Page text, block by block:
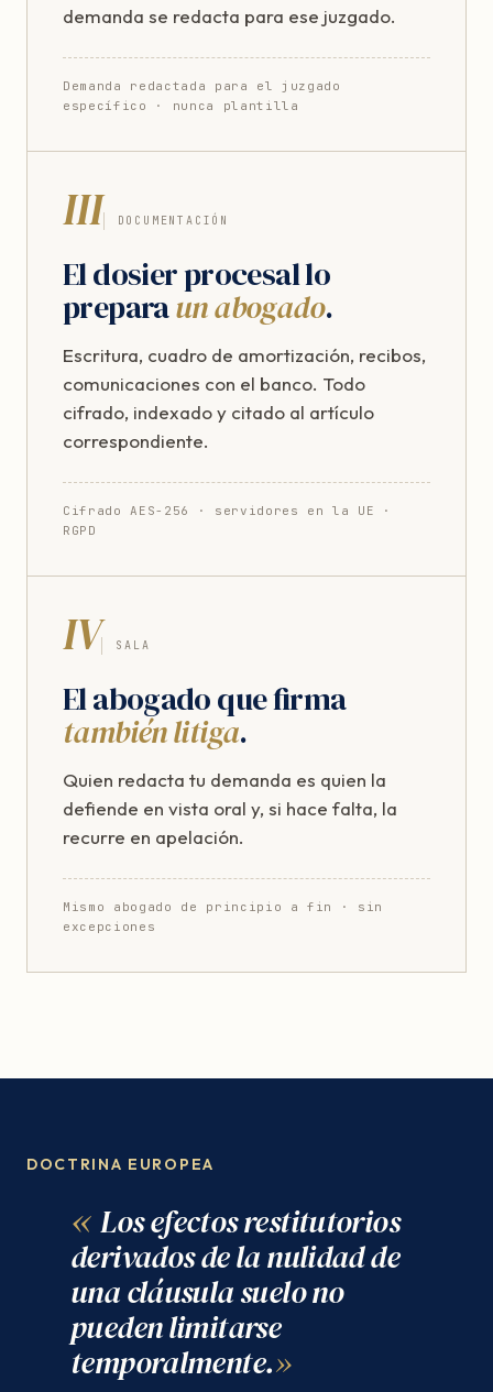
demanda se redacta para ese juzgado.
Demanda redactada para el juzgado
específico · nunca plantilla
III DOCUMENTACIÓN
El dosier procesal lo
preparaun abogado.
Escritura, cuadro de amortización, recibos,
comunicaciones con el banco. Todo
cifrado, indexado y citado al artículo
correspondiente.
Cifrado AES-256 · servidores en la UE ·
RGPD
IV SALA
El abogado que firma
también litiga.
Quien redacta tu demanda es quien la
defiende en vista oral y, si hace falta, la
recurre en apelación.
Mismo abogado de principio a fin · sin
excepciones
DOCTRINA EUROPEA
Los efectos restitutorios
derivados de la nulidad de
una cláusula suelo no
pueden limitarse
temporalmente.